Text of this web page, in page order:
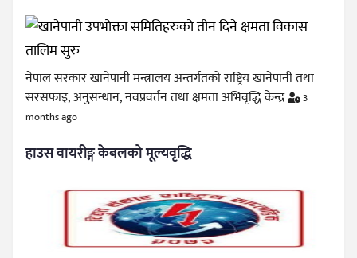
नेपाल सरकार खानेपानी मन्त्रालय अन्तर्गतको राष्ट्रिय खानेपानी तथा
सरसफाइ, अनुसन्धान, नवप्रवर्तन तथा क्षमता अभिवृद्धि केन्द्र
3
months ago
हाउस वायरीङ्ग केबलको मूल्यवृद्धि